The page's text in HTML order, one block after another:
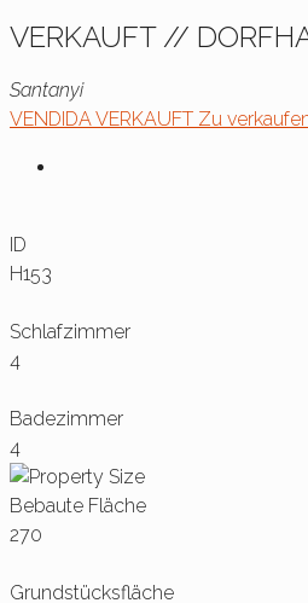
VERKAUFT //
Santanyi
VENDIDAVERKAUFT Zu
ID
H153
Schlafzimmer
4
Badezimmer
4
Bebaute Fläche
270
Grundstücksfläche